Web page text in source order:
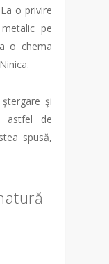
o privire
pe
o chema
şi
astfel de
spusă,